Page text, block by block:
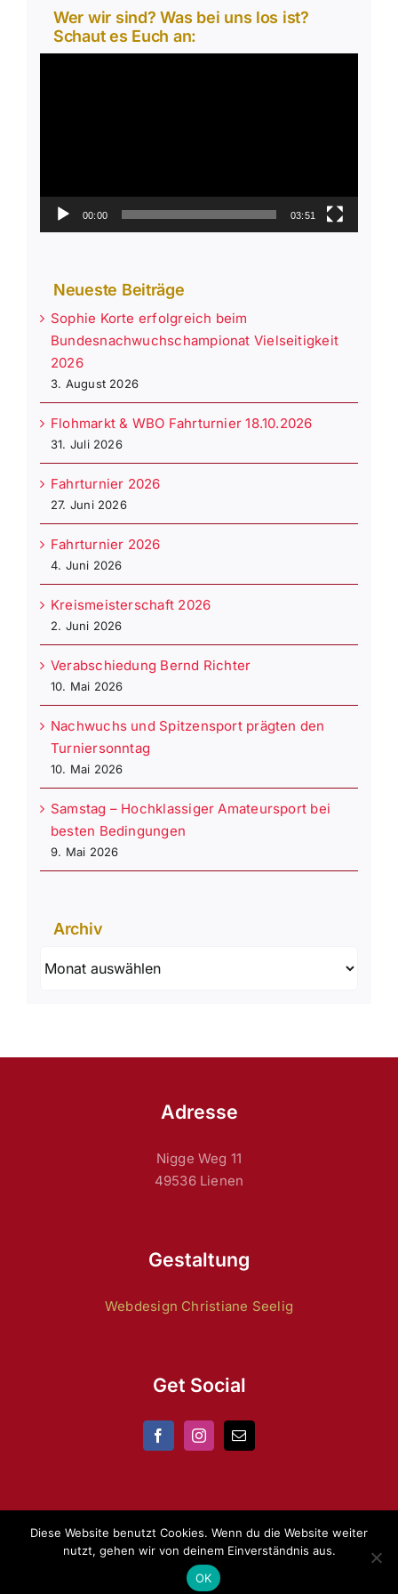
Wer wir sind? Was bei uns los ist?
Schaut es Euch an:
00:00 03:51
Neueste Beiträge
Sophie Korte erfolgreich beim
Bundesnachwuchschampionat Vielseitigkeit
2026
3. August 2026
Flohmarkt & WBO Fahrturnier 18.10.2026
31. Juli 2026
Fahrturnier 2026
27. Juni 2026
Fahrturnier 2026
4. Juni 2026
Kreismeisterschaft 2026
2. Juni 2026
Verabschiedung Bernd Richter
10. Mai 2026
Nachwuchs und Spitzensport prägten den
Turniersonntag
10. Mai 2026
Samstag – Hochklassiger Amateursport bei
besten Bedingungen
9. Mai 2026
Archiv
Adresse
Nigge Weg 11
49536 Lienen
Gestaltung
Webdesign Christiane Seelig
Get Social
ZRFV Lienen |
Diese Website benutzt Cookies. Wenn du die Website weiter
nutzt, gehen wir von deinem Einverständnis aus.
OK